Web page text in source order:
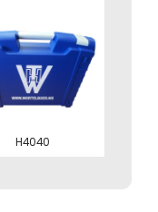
H4040